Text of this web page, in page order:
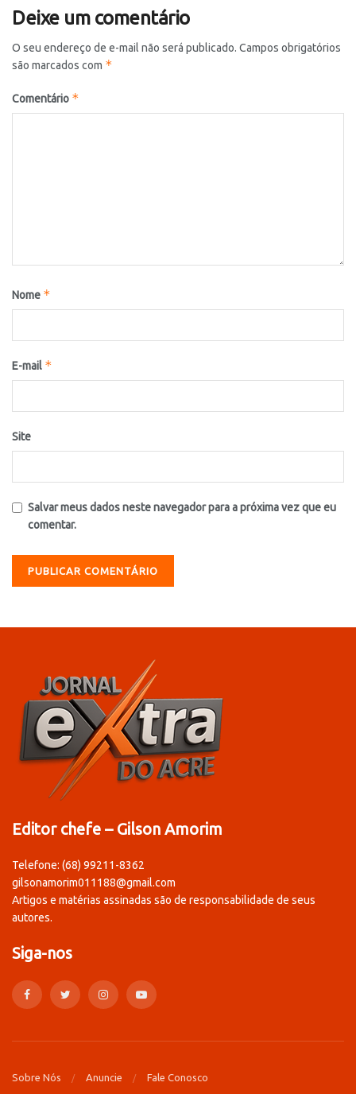
Deixe um comentário
O seu endereço de e-mail não será publicado. Campos obrigatórios
são marcados com *
Comentário *
Nome *
E-mail *
Site
Salvar meus dados neste navegador para a próxima vez que eu
comentar.
Editor chefe – Gilson Amorim
Telefone: (68) 99211-8362
gilsonamorim011188@gmail.com
Artigos e matérias assinadas são de responsabilidade de seus
autores.
Siga-nos
Sobre Nós Anuncie Fale Conosco